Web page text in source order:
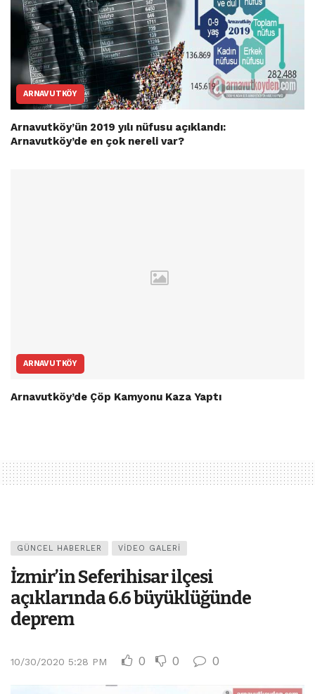
ARNAVUTKÖY
Arnavutköy’ün 2019 yılı nüfusu açıklandı:
Arnavutköy’de en çok nereli var?
ARNAVUTKÖY
Arnavutköy’de Çöp Kamyonu Kaza Yaptı
GÜNCEL HABERLER VIDEO GALERI
İzmir’in Seferihisar ilçesi
açıklarında 6.6 büyüklüğünde
deprem
10/30/2020 5:28 PM 0 0 0